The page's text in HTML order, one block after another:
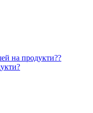
на продукти??